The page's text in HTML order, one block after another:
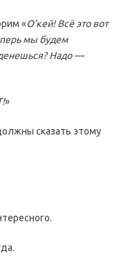
«О’кей! Всё это вот
мы будем
денешься? Надо —
»
сказать этому